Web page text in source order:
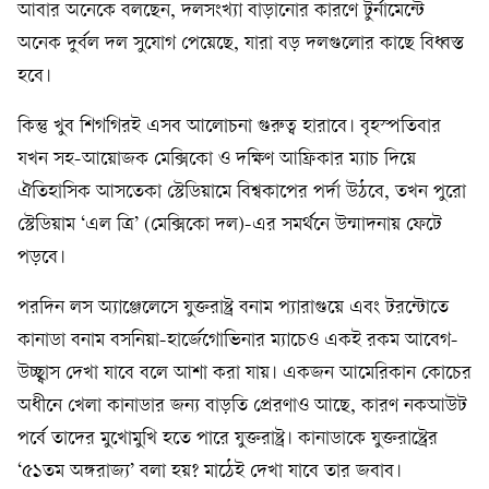
আবার অনেকে বলছেন, দলসংখ্যা বাড়ানোর কারণে টুর্নামেন্টে
অনেক দুর্বল দল সুযোগ পেয়েছে, যারা বড় দলগুলোর কাছে বিধ্বস্ত
হবে।
কিন্তু খুব শিগগিরই এসব আলোচনা গুরুত্ব হারাবে। বৃহস্পতিবার
যখন সহ-আয়োজক মেক্সিকো ও দক্ষিণ আফ্রিকার ম্যাচ দিয়ে
ঐতিহাসিক আসতেকা স্টেডিয়ামে বিশ্বকাপের পর্দা উঠবে, তখন পুরো
স্টেডিয়াম ‘এল ত্রি’ (মেক্সিকো দল)-এর সমর্থনে উন্মাদনায় ফেটে
পড়বে।
পরদিন লস অ্যাঞ্জেলেসে যুক্তরাষ্ট্র বনাম প্যারাগুয়ে এবং টরন্টোতে
কানাডা বনাম বসনিয়া-হার্জেগোভিনার ম্যাচেও একই রকম আবেগ-
উচ্ছ্বাস দেখা যাবে বলে আশা করা যায়। একজন আমেরিকান কোচের
অধীনে খেলা কানাডার জন্য বাড়তি প্রেরণাও আছে, কারণ নকআউট
পর্বে তাদের মুখোমুখি হতে পারে যুক্তরাষ্ট্র। কানাডাকে যুক্তরাষ্ট্রের
‘৫১তম অঙ্গরাজ্য’ বলা হয়? মাঠেই দেখা যাবে তার জবাব।